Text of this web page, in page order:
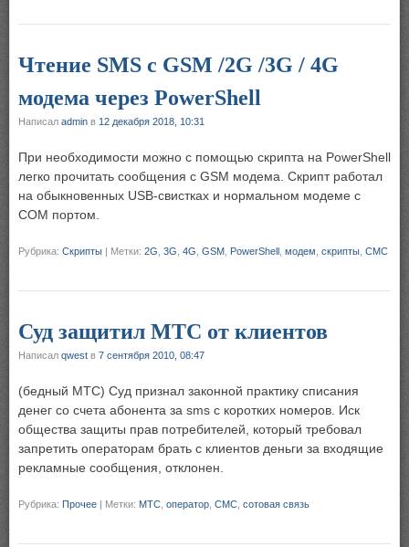
Чтение SMS с GSM /2G /3G / 4G
модема через PowerShell
Написал admin в 12 декабря 2018, 10:31
При необходимости можно с помощью скрипта на PowerShell
легко прочитать сообщения с GSM модема. Скрипт работал
на обыкновенных USB-свистках и нормальном модеме с
COM портом.
Рубрика: Скрипты | Метки: 2G 3G 4G GSM PowerShell модем скрипты СМС
Суд защитил МТС от клиентов
Написал qwest в 7 сентября 2010, 08:47
(бедный МТС) Суд признал законной практику списания
денег со счета абонента за sms с коротких номеров. Иск
общества защиты прав потребителей, который требовал
запретить операторам брать с клиентов деньги за входящие
рекламные сообщения, отклонен.
Рубрика: Прочее | Метки: МТС оператор СМС сотовая связь